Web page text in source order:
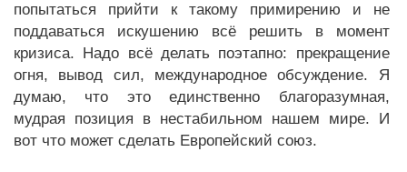
попытаться прийти к такому примирению и не
поддаваться искушению всё решить в момент
кризиса. Надо всё делать поэтапно: прекращение
огня, вывод сил, международное обсуждение. Я
думаю, что это единственно благоразумная,
мудрая позиция в нестабильном нашем мире. И
вот что может сделать Европейский союз.